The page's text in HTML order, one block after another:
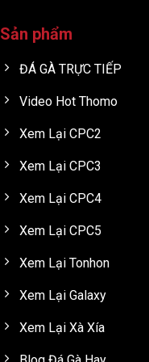
Sản phẩm
ĐÁ GÀ TRỰC TIẾP
Video Hot Thomo
Xem Lại CPC2
Xem Lại CPC3
Xem Lại CPC4
Xem Lại CPC5
Xem Lại Tonhon
Xem Lại Galaxy
Xem Lại Xà Xía